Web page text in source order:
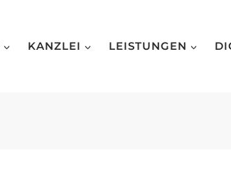
KANZLEI LEISTUNGEN